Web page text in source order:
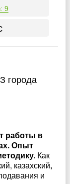
9
города
работы в
Опыт
Как
казахский,
и